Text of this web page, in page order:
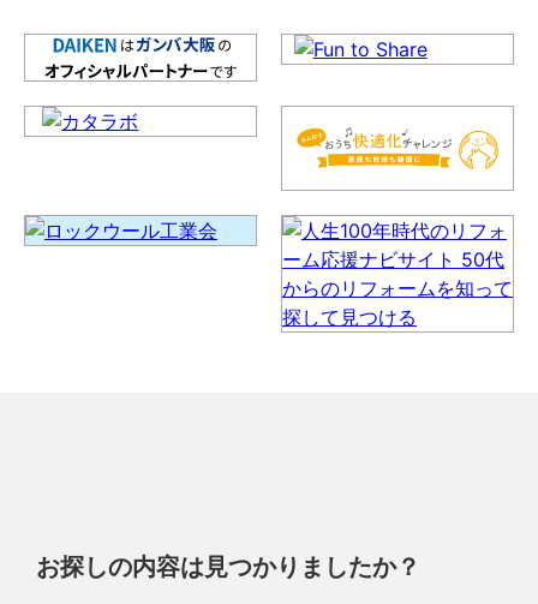
お探しの内容は見つかりましたか？